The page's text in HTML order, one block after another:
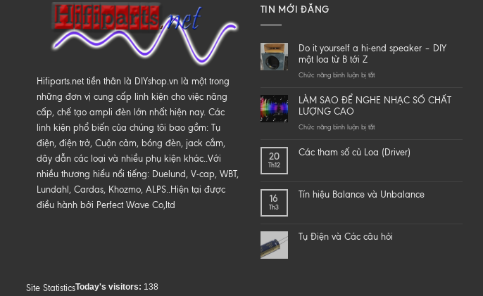
Hifiparts.net tiền thân là DIYshop.vn là một trong
những đơn vị cung cấp linh kiện cho việc nâng
cấp, chế tạo ampli đèn lớn nhất hiện nay. Các
linh kiện phổ biến của chúng tôi bao gồm: Tụ
điện, điện trở, Cuộn cảm, bóng đèn, jack cắm,
dây dẫn các loại và nhiều phụ kiện khác..Với
nhiều thương hiểu nổi tiếng: Duelund, V-cap, WBT,
Lundahl, Cardas, Khozmo, ALPS..Hiện tại được
điều hành bởi Perfect Wave Co,ltd
TIN MỚI ĐĂNG
Do it yourself a hi-end speaker – DIY
một loa từ B tới Z
Chức năng bình luận bị tắtở
it
hi-
speaker
loa
LÀM SAO ĐỂ NGHE NHẠC SỐ CHẤT
LƯỢNG CAO
Chức năng bình luận bị tắtở
SAO
SỐ
20
Th12
Các tham số củ Loa (Driver)
16
Th3
Tín hiệu Balance và Unbalance
Tụ Điện và Các câu hỏi
Site StatisticsToday's visitors: 138